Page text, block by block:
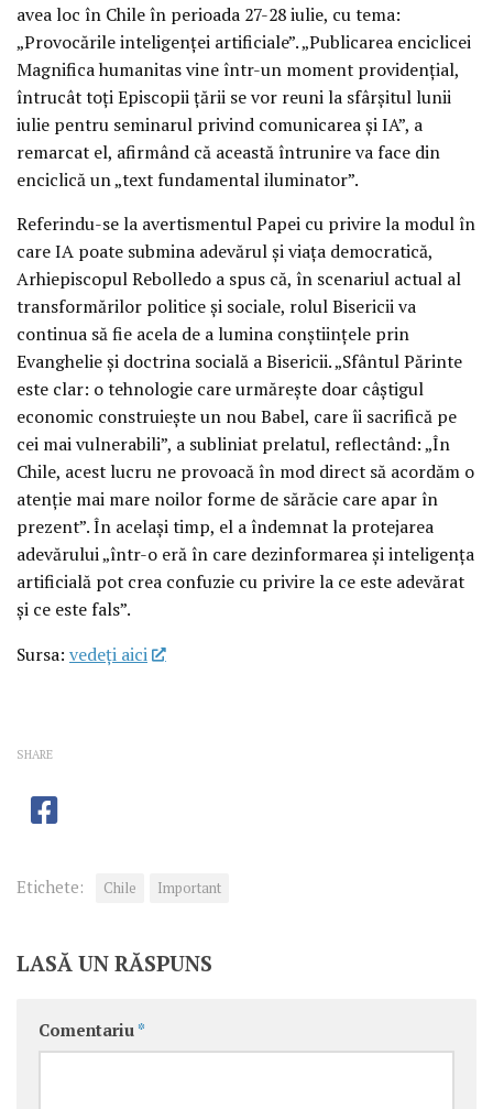
avea loc în Chile în perioada 27-28 iulie, cu tema:
„Provocările inteligenței artificiale”. „Publicarea enciclicei
Magnifica humanitas vine într-un moment providențial,
întrucât toți Episcopii țării se vor reuni la sfârșitul lunii
iulie pentru seminarul privind comunicarea și IA”, a
remarcat el, afirmând că această întrunire va face din
enciclică un „text fundamental iluminator”.
Referindu-se la avertismentul Papei cu privire la modul în
care IA poate submina adevărul și viața democratică,
Arhiepiscopul Rebolledo a spus că, în scenariul actual al
transformărilor politice și sociale, rolul Bisericii va
continua să fie acela de a lumina conștiințele prin
Evanghelie și doctrina socială a Bisericii. „Sfântul Părinte
este clar: o tehnologie care urmărește doar câștigul
economic construiește un nou Babel, care îi sacrifică pe
cei mai vulnerabili”, a subliniat prelatul, reflectând: „În
Chile, acest lucru ne provoacă în mod direct să acordăm o
atenție mai mare noilor forme de sărăcie care apar în
prezent”. În același timp, el a îndemnat la protejarea
adevărului „într-o eră în care dezinformarea și inteligența
artificială pot crea confuzie cu privire la ce este adevărat
și ce este fals”.
Sursa: vedeţi aici
SHARE
Etichete: Chile Important
LASĂ UN RĂSPUNS
Comentariu *